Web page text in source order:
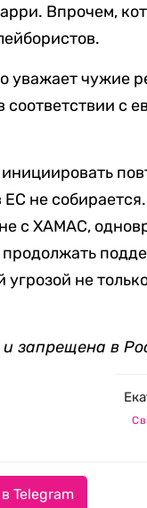
Впрочем,
уважает чужие
соответствии с
не
с ХАМАС,
не
запрещена в
Telegram